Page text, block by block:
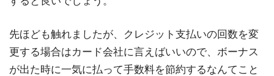
先ほども触れましたが、クレジット支払いの回数を変
更する場合はカード会社に言えばいいので、ボーナス
が出た時に一気に払って手数料を節約するなんてこと